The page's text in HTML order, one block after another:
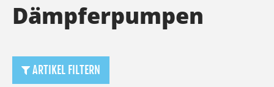
Dämpferpumpen
ARTIKEL FILTERN